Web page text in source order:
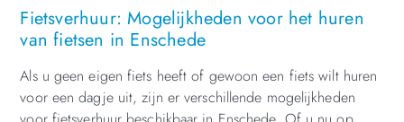
Fietsverhuur: Mogelijkheden voor het huren
van fietsen in Enschede
Als u geen eigen fiets heeft of gewoon een fiets wilt huren
voor een dagje uit, zijn er verschillende mogelijkheden